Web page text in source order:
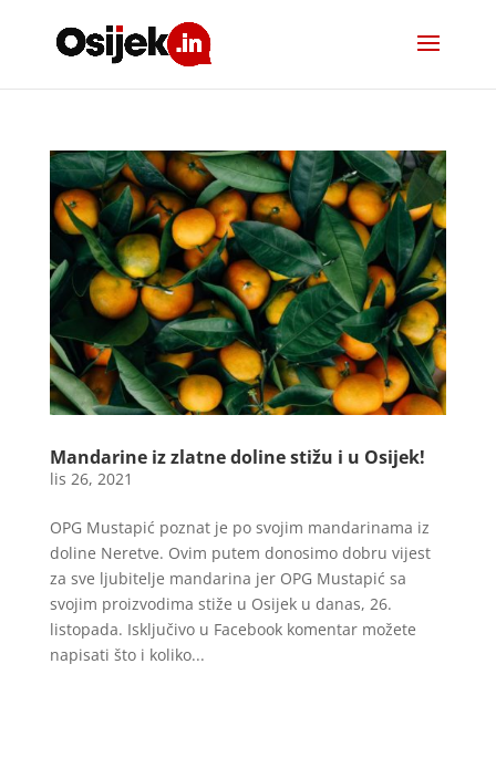
Mandarine iz zlatne doline stižu i u Osijek!
lis 26, 2021
OPG Mustapić poznat je po svojim mandarinama iz
doline Neretve. Ovim putem donosimo dobru vijest
za sve ljubitelje mandarina jer OPG Mustapić sa
svojim proizvodima stiže u Osijek u danas, 26.
listopada. Isključivo u Facebook komentar možete
napisati što i koliko...